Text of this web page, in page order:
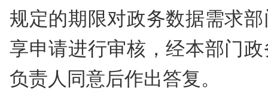
规定的期限对政务数据需求
享申请进行审核，经本部门
负责人同意后作出答复。